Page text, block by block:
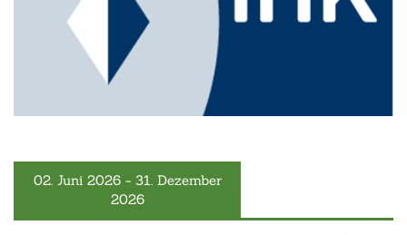
02. Juni 2026 - 31. Dezember
2026